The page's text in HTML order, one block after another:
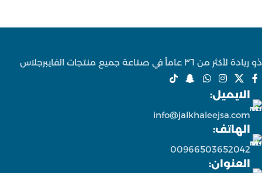
ذو ريادة لأكثر من ٣٦ عاماً في صناعة جميع منتجات الفايبرجلاس
الايميل:
info@jalkhaleejsa.com
الهاتف:
00966503652042
العنوان: